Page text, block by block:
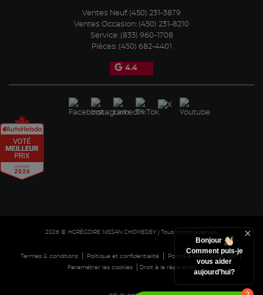
Ventes Neuf: (450) 231-3879
Ventes Occasion: (450) 231-8210
Service: (833) 960-1708
Pièces: (450) 682-4401
4.4
2026 © HGRÉGOIRE NISSAN CHOMEDEY| Tous droits réservés.
Termes & conditions| Politique et confidentialité| Politique de cookies (CA) |
Paramétrer les cookies| Droit à la réparation
Bonjour
Comment puis-je
vous aider
aujourd’hui?